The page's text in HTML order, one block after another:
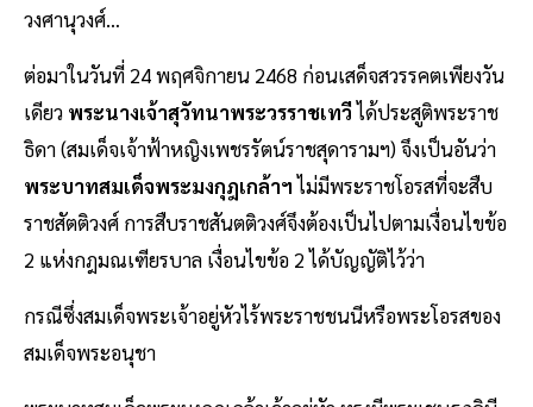
วงศานุวงศ์…
ต่อมาในวันที่ 24 พฤศจิกายน 2468 ก่อนเสด็จสวรรคตเพียงวัน
เดียว พระนางเจ้าสุวัทนาพระวรราชเทวีได้ประสูติพระราช
ธิดา (สมเด็จเจ้าฟ้าหญิงเพชรรัตน์ราชสุดารามฯ) จึงเป็นอันว่า
พระบาทสมเด็จพระมงกุฎเกล้าฯไม่มีพระราชโอรสที่จะสืบ
ราชสัตติวงศ์ การสืบราชสันตติวงศ์จึงต้องเป็นไปตามเงื่อนไขข้อ
2 แห่งกฎมณเฑียรบาล เงื่อนไขข้อ 2 ได้บัญญัติไว้ว่า
กรณีซึ่งสมเด็จพระเจ้าอยู่หัวไร้พระราชชนนีหรือพระโอรสของ
สมเด็จพระอนุชา